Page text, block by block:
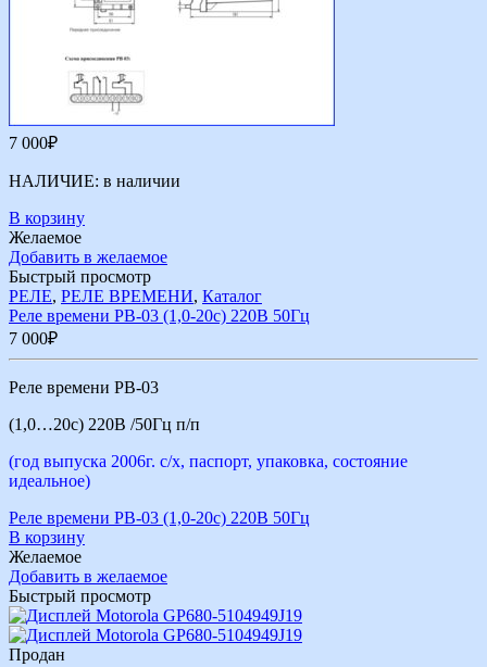
7 000₽
НАЛИЧИЕ: в наличии
В корзину
Желаемое
Добавить в желаемое
Быстрый просмотр
РЕЛЕ, РЕЛЕ ВРЕМЕНИ, Каталог
Реле времени РВ-03 (1,0-20с) 220В 50Гц
7 000₽
Реле времени РВ-03
(1,0…20с) 220В /50Гц п/п
(год выпуска 2006г. с/х, паспорт, упаковка, состояние
идеальное)
Реле времени РВ-03 (1,0-20с) 220В 50Гц
В корзину
Желаемое
Добавить в желаемое
Быстрый просмотр
Продан